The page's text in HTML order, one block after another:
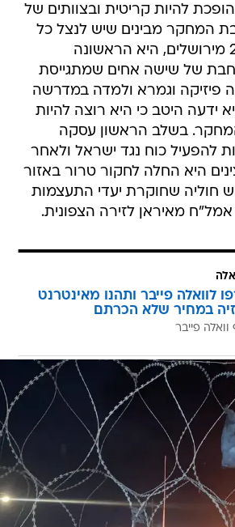
להיות קריטית ובצוותים של
9900 וחטיבת המחקר מבינים שיש לנצל כל
רגע. סגן צ', בת 23 מירושלים, היא הראשונה
של שישה אחים שמתגייסת
פיזיקה וגמרא ולמדה במדרשה
ידעה היטב כי היא רוצה להיות
בשלב הראשון עסקה
להפעיל כוח נגד ישראל ולאחר
היא החלה לחקור טרור באזור
חוליה שחוקרת יעדי התעצמות
מאיראן לזירה הצפונית.
לוואלה פייבר ותהנו מאינטרנט
במחיר שלא הכרתם
פייבר